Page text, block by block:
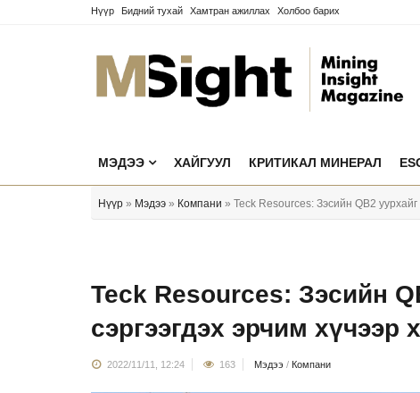
Нүүр Бидний тухай Хамтран ажиллах Холбоо барих
МЭДЭЭ ХАЙГУУЛ КРИТИКАЛ МИНЕРАЛ
Нүүр » Мэдээ » Компани » Teck Resources: Зэсийн QB2 уурхайг
Teck Resources: Зэсийн
сэргээгдэх эрчим хүчээр
2022/11/11, 12:24 163 Мэдээ / Компани